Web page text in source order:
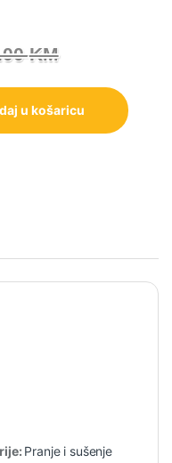
KM
pumpom, 8 kg
u košaricu
Pranje i sušenje